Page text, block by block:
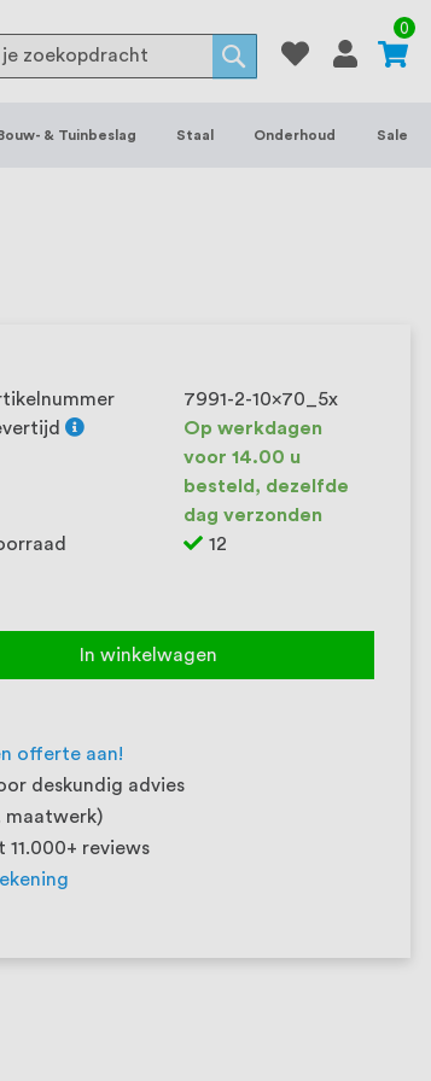
buitenhuis, waaronder
assortiment van
Al sinds onze oprichting
het verschil maakt.
Search
0
& Tuinbeslag Staal Onderhoud Sale
7991-2-10x70_5x
Op werkdagen
voor 14.00 u
besteld, dezelfde
dag verzonden
12
In winkelwagen
offerte aan!
deskundig advies
maatwerk)
reviews